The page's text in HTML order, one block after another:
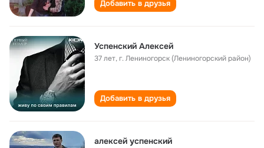
Добавить в друзья
Успенский Алексей
37 лет,г. Лениногорск (Лениногорский район)
Добавить в друзья
алексей успенский